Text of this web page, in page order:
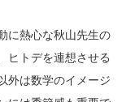
に熱心な秋山先生の
ヒトデを連想させる
外は数学のイメージ